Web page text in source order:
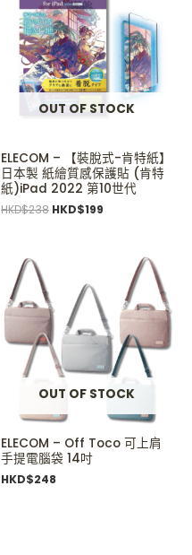
OUT OF STOCK
ELECOM – 【裝脫式-肯特紙】
日本製 紙繪質感保護貼 (肯特
紙)iPad 2022 第10世代
HKD$238
HKD$238.
HKD$199
HKD$199.
OUT OF STOCK
ELECOM – Off Toco 可上肩
手提電腦袋 14吋
HKD$248